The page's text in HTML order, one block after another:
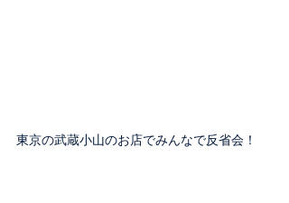
東京の武蔵小山のお店でみんなで反省会！